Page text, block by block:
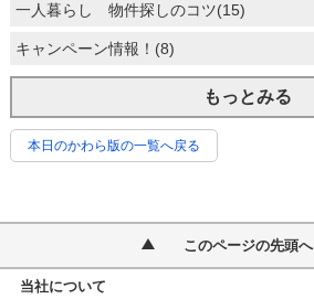
一人暮らし 物件探しのコツ(15)
キャンペーン情報！(8)
もっとみる
本日のかわら版の一覧へ戻る
このページの先頭へ
当社について